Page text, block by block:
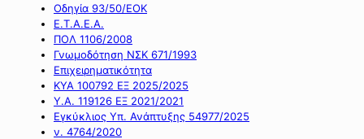
Οδηγία 93/50/ΕΟΚ
Ε.Τ.Α.Ε.Α.
ΠΟΛ 1106/2008
Γνωμοδότηση ΝΣΚ 671/1993
Επιχειρηματικότητα
ΚΥΑ 100792 ΕΞ 2025/2025
Υ.Α. 119126 ΕΞ 2021/2021
Εγκύκλιος Υπ. Ανάπτυξης 54977/2025
ν. 4764/2020